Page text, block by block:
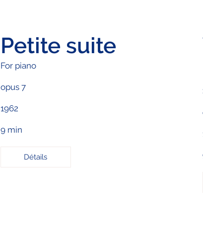
Petite suite
For piano
opus 7
1962
9 min
Détails